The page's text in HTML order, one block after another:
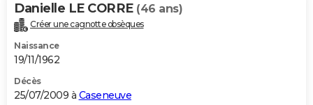
Danielle LE CORRE (46 ans)
Créer une cagnotte obsèques
Naissance
19/11/1962
Décès
25/07/2009 à Caseneuve